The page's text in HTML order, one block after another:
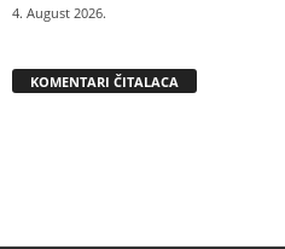
4. August 2026.
KOMENTARI ČITALACA